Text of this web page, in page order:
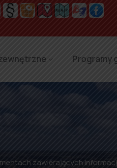
Programy
zawierających